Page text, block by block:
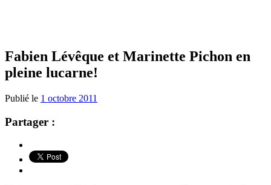
Fabien Lévêque et Marinette Pichon en
pleine lucarne!
Publié le 1 octobre 2011
Partager :